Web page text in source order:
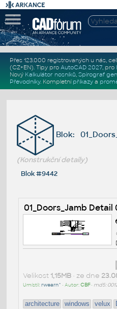
Přes 123.000 registrovaných u nás,
(CZ+EN). Tipy pro AutoCAD 2027, pro
Nový Kalkulátor nosníků, Spirograf
Převodníky. Kompletní příkazya
Blok:
(Konstrukční detaily)
Blok #9442
01_Doors_Jamb Detail
Velikost 1,15MB• ze dne
Umístil:rwearn^ • Autor:CBF• md5:
architecture windows velux